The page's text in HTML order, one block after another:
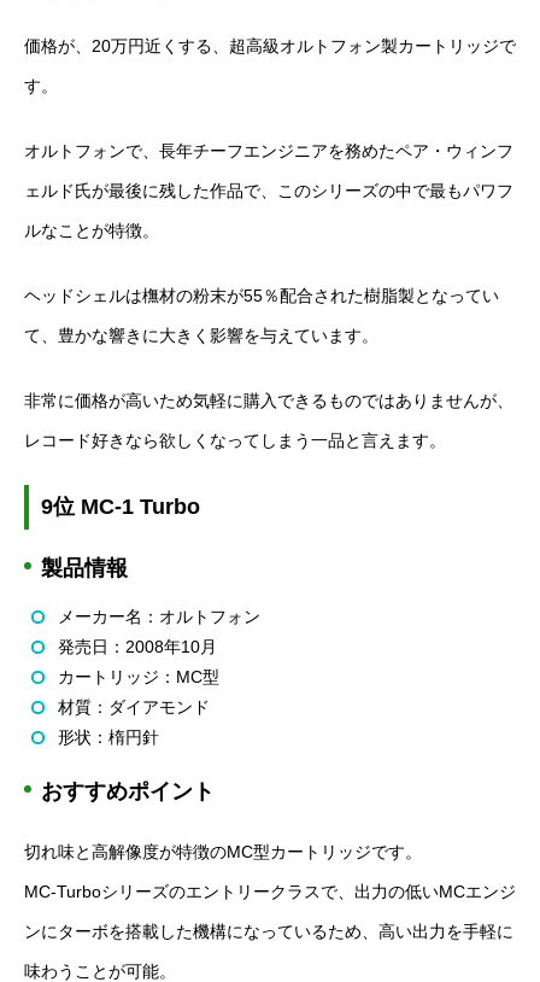
価格が、20万円近くする、超高級オルトフォン製カートリッジで
す。
オルトフォンで、長年チーフエンジニアを務めたペア・ウィンフ
ェルド氏が最後に残した作品で、このシリーズの中で最もパワフ
ルなことが特徴。
ヘッドシェルは橅材の粉末が55％配合された樹脂製となってい
て、豊かな響きに大きく影響を与えています。
非常に価格が高いため気軽に購入できるものではありませんが、
レコード好きなら欲しくなってしまう一品と言えます。
9位 MC-1 Turbo
製品情報
メーカー名：オルトフォン
発売日：2008年10月
カートリッジ：MC型
材質：ダイアモンド
形状：楕円針
おすすめポイント
切れ味と高解像度が特徴のMC型カートリッジです。
MC-Turboシリーズのエントリークラスで、出力の低いMCエンジ
ンにターボを搭載した機構になっているため、高い出力を手軽に
味わうことが可能。